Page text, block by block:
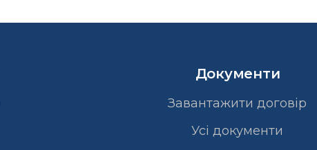
Документи
Завантажити договір
Усі документи